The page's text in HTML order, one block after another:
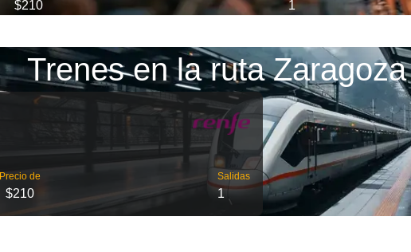
$210 1
Trenes en la ruta
Precio de
$210
Salidas
1